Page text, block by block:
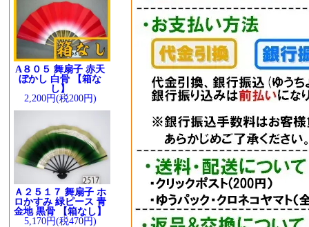
A８０５ 舞扇子 赤天
ぼかし 白骨 【箱な
し】
2,200円(税200円)
Ａ２５１７ 舞扇子 ホ
ロかすみ 緑ピース 青
金地 黒骨 【箱なし】
5,170円(税470円)